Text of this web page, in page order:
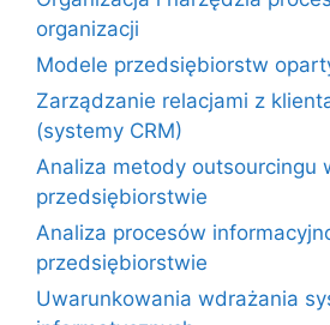
organizacji
Modele przedsiębiorstw
Zarządzanie relacjami z
(systemy CRM)
Analiza metody outsourcingu
przedsiębiorstwie
Analiza procesów
przedsiębiorstwie
Uwarunkowania wdrażania